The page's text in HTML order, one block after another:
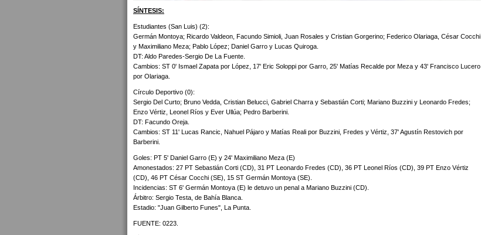
SÍNTESIS:
Estudiantes (San Luis) (2):
Germán Montoya; Ricardo Valdeon, Facundo Simioli, Juan Rosales y Cristian Gorgerino; Federico Olariaga, César Cocchi
y Maximiliano Meza; Pablo López; Daniel Garro y Lucas Quiroga.
DT: Aldo Paredes-Sergio De La Fuente.
Cambios: ST 0' Ismael Zapata por López, 17' Eric Soloppi por Garro, 25' Matías Recalde por Meza y 43' Francisco Lucero
por Olariaga.
Círculo Deportivo (0):
Sergio Del Curto; Bruno Vedda, Cristian Belucci, Gabriel Charra y Sebastián Corti; Mariano Buzzini y Leonardo Fredes;
Enzo Vértiz, Leonel Ríos y Ever Ullúa; Pedro Barberini.
DT: Facundo Oreja.
Cambios: ST 11' Lucas Rancic, Nahuel Pájaro y Matías Reali por Buzzini, Fredes y Vértiz, 37' Agustín Restovich por
Barberini.
Goles: PT 5' Daniel Garro (E) y 24' Maximiliano Meza (E)
Amonestados: 27 PT Sebastián Corti (CD), 31 PT Leonardo Fredes (CD), 36 PT Leonel Ríos (CD), 39 PT Enzo Vértiz
(CD), 46 PT César Cocchi (SE), 15 ST Germán Montoya (SE).
Incidencias: ST 6' Germán Montoya (E) le detuvo un penal a Mariano Buzzini (CD).
Árbitro: Sergio Testa, de Bahía Blanca.
Estadio: "Juan Gilberto Funes", La Punta.
FUENTE: 0223.